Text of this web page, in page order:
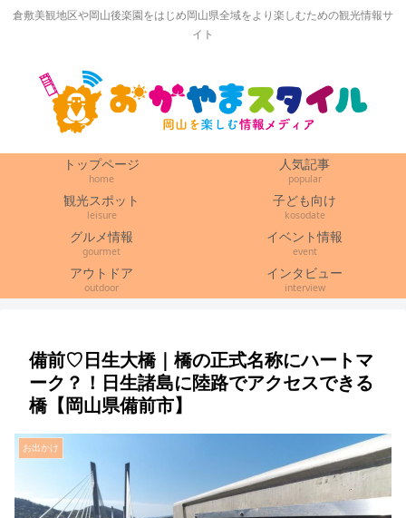
倉敷美観地区や岡山後楽園をはじめ岡山県全域をより楽しむための観光情報サ
イト
トップページ
home
人気記事
popular
観光スポット
leisure
子ども向け
kosodate
グルメ情報
gourmet
イベント情報
event
アウトドア
outdoor
インタビュー
interview
備前♡日生大橋｜橋の正式名称にハートマ
ーク？！日生諸島に陸路でアクセスできる
橋【岡山県備前市】
お出かけ